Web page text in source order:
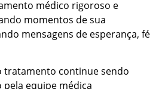
médico rigoroso e
momentos de sua
mensagens de esperança, fé
tratamento continue sendo
equipe médica